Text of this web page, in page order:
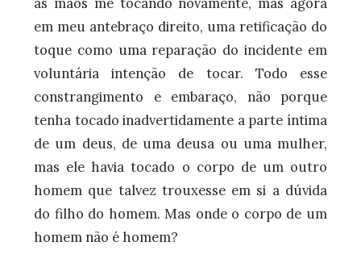
em meu antebraço direito, uma retificação do
toque como uma reparação do incidente em
voluntária intenção de tocar. Todo esse
constrangimento e embaraço, não porque
tenha tocado inadvertidamente a parte íntima
de um deus, de uma deusa ou uma mulher,
mas ele havia tocado o corpo de um outro
homem que talvez trouxesse em si a dúvida
do filho do homem. Mas onde o corpo de um
homem não é homem?